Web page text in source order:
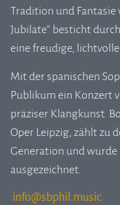
Tradition und Fantasie
Jubilate“ besticht
eine freudige,
Mit der spanischen
Publikum ein Konzert
präziser Klangkunst.
Oper Leipzig, zählt zu
Generation und
ausgezeichnet.
i